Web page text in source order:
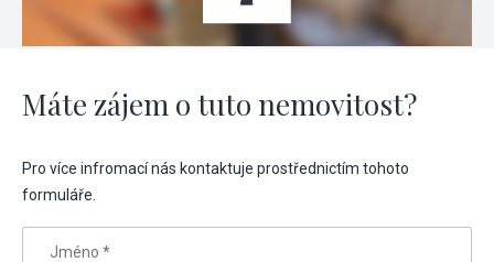
Máte zájem o tuto nemovitost?
Pro více infromací nás kontaktuje prostřednictím tohoto
formuláře.